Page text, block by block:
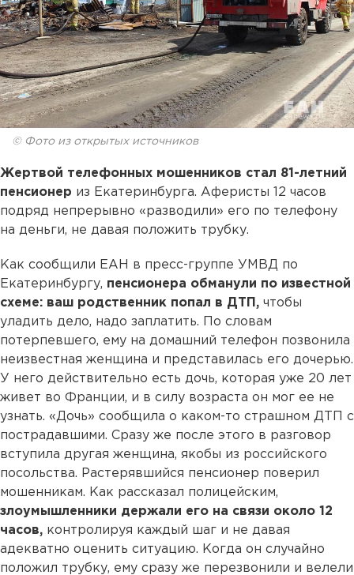
© Фото из открытых источников
Жертвой телефонных мошенников стал 81-летний
пенсионер из Екатеринбурга. Аферисты 12 часов
подряд непрерывно «разводили» его по телефону
на деньги, не давая положить трубку.
Как сообщили ЕАН в пресс-группе УМВД по
Екатеринбургу, пенсионера обманули по известной
схеме: ваш родственник попал в ДТП, чтобы
уладить дело, надо заплатить. По словам
потерпевшего, ему на домашний телефон позвонила
неизвестная женщина и представилась его дочерью.
У него действительно есть дочь, которая уже 20 лет
живет во Франции, и в силу возраста он мог ее не
узнать. «Дочь» сообщила о каком-то страшном ДТП с
пострадавшими. Сразу же после этого в разговор
вступила другая женщина, якобы из российского
посольства. Растерявшийся пенсионер поверил
мошенникам. Как рассказал полицейским,
злоумышленники держали его на связи около 12
часов, контролируя каждый шаг и не давая
адекватно оценить ситуацию. Когда он случайно
положил трубку, ему сразу же перезвонили и велели